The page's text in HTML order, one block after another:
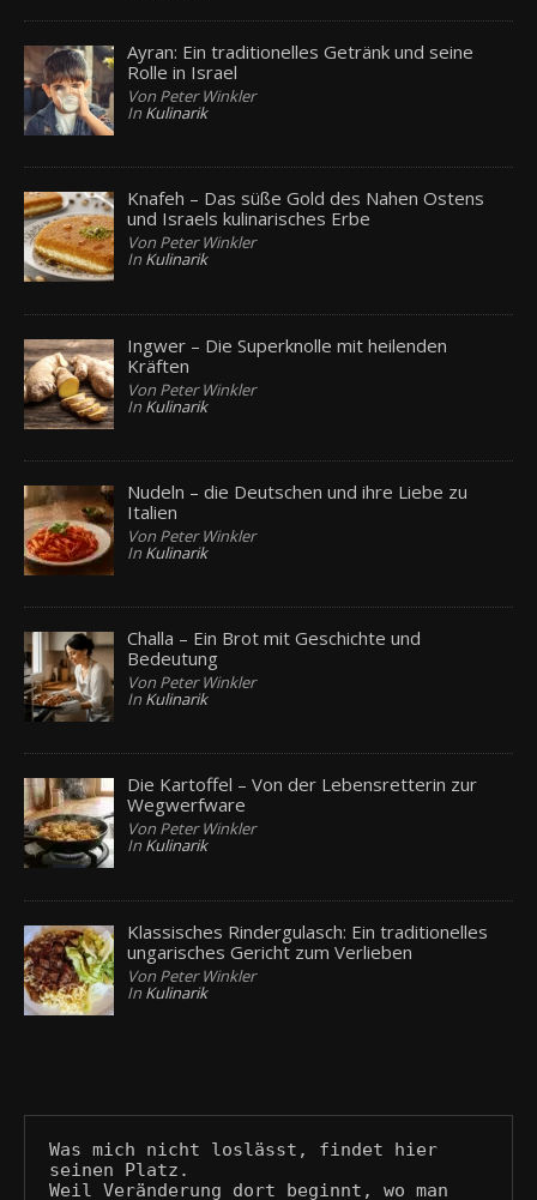
Ayran: Ein traditionelles Getränk und seine
Rolle in Israel
Von Peter Winkler
In Kulinarik
Knafeh – Das süße Gold des Nahen Ostens
und Israels kulinarisches Erbe
Von Peter Winkler
In Kulinarik
Ingwer – Die Superknolle mit heilenden
Kräften
Von Peter Winkler
In Kulinarik
Nudeln – die Deutschen und ihre Liebe zu
Italien
Von Peter Winkler
In Kulinarik
Challa – Ein Brot mit Geschichte und
Bedeutung
Von Peter Winkler
In Kulinarik
Die Kartoffel – Von der Lebensretterin zur
Wegwerfware
Von Peter Winkler
In Kulinarik
Klassisches Rindergulasch: Ein traditionelles
ungarisches Gericht zum Verlieben
Von Peter Winkler
In Kulinarik
Was mich nicht loslässt, findet hier
seinen Platz.
Weil Veränderung dort beginnt, wo man